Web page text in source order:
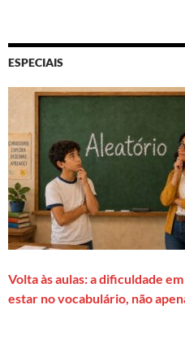
ESPECIAIS
Volta às aulas: a dificuldade
estar no vocabulário, não